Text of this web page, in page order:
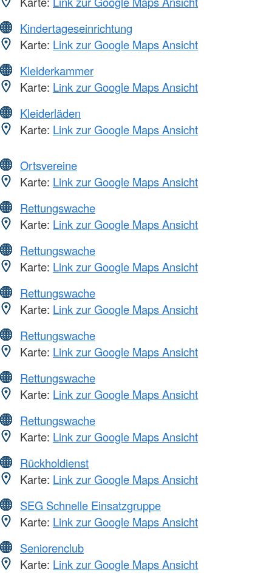
Kindertageseinrichtung
Karte: Link zur Google Maps Ansicht
Kleiderkammer
Karte: Link zur Google Maps Ansicht
Kleiderläden
Karte: Link zur Google Maps Ansicht
Ortsvereine
Karte: Link zur Google Maps Ansicht
Rettungswache
Karte: Link zur Google Maps Ansicht
Rettungswache
Karte: Link zur Google Maps Ansicht
Rettungswache
Karte: Link zur Google Maps Ansicht
Rettungswache
Karte: Link zur Google Maps Ansicht
Rettungswache
Karte: Link zur Google Maps Ansicht
Rettungswache
Karte: Link zur Google Maps Ansicht
Rückholdienst
Karte: Link zur Google Maps Ansicht
SEG Schnelle Einsatzgruppe
Karte: Link zur Google Maps Ansicht
Seniorenclub
Karte: Link zur Google Maps Ansicht